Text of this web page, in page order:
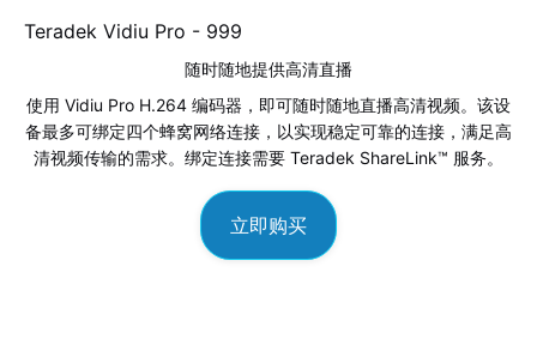
Teradek Vidiu Pro - 999
随时随地提供高清直播
使用 Vidiu Pro H.264 编码器，即可随时随地直播高清视频。该设
备最多可绑定四个蜂窝网络连接，以实现稳定可靠的连接，满足高
清视频传输的需求。绑定连接需要 Teradek ShareLink™ 服务。
立即购买